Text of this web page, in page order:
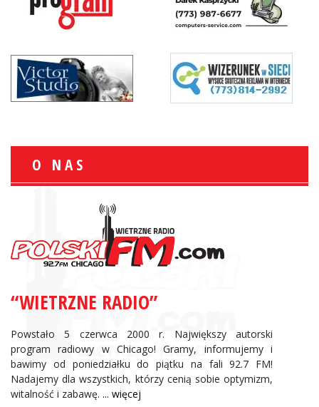
O NAS
“WIETRZNE RADIO”
Powstało 5 czerwca 2000 r. Największy autorski
program radiowy w Chicago! Gramy, informujemy i
bawimy od poniedziałku do piątku na fali 92.7 FM!
Nadajemy dla wszystkich, którzy cenią sobie optymizm,
witalność i zabawę. ... więcej